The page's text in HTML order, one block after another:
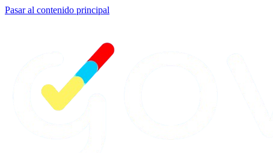
Pasar al contenido principal